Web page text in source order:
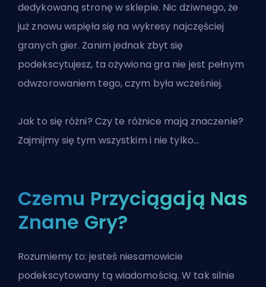
dedykowaną stronę w sklepie. Nic dziwnego, że
już znowu wspięła się na wykresy najczęściej
granych gier. Zanim jednak zbyt się
podekscytujesz, ta ożywiona gra nie jest pełnym
odwzorowaniem tego, czym była wcześniej.
Jak to się różni? Czy te różnice mają znaczenie?
Zajmijmy się tym wszystkim i nie tylko…
Czemu Przyciągają Nas
Znane Gry?
Rozumiemy to: jesteś niesamowicie
podekscytowany tą wiadomością. W tak silnie